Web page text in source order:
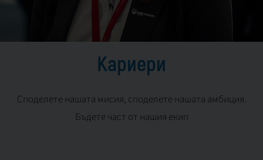
Кариери
Споделете нашата мисия, споделете нашата амбиция.
Бъдете част от нашия екип